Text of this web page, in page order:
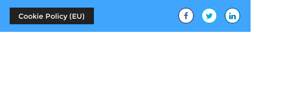
Cookie Policy (EU)